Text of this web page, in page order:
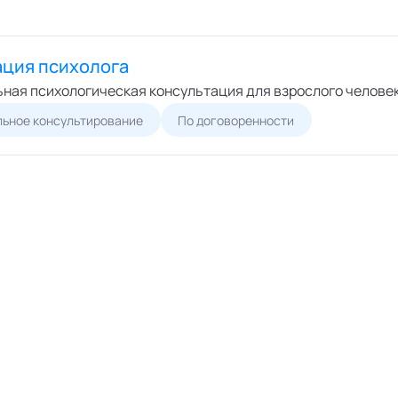
психолога
психологическая консультация для взрослого
консультирование По договоренности